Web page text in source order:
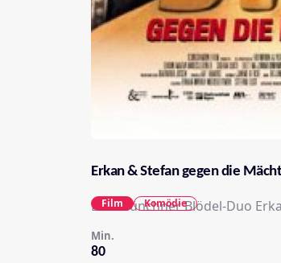
Erkan & Stefan gegen die
Das Münchner Blödel-Duo
80
Min.
Film Komödie